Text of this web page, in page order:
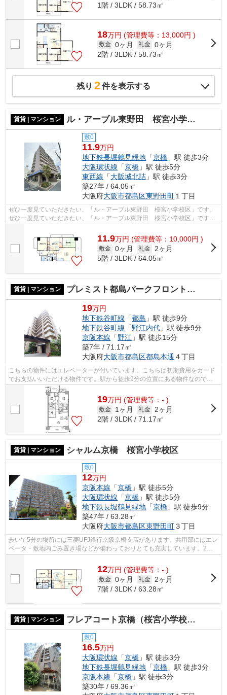
1階 / 3LDK / 58.73㎡
18万円 (管理費等：13,000円 )
敷金 0ヶ月 礼金 0ヶ月
2階 / 3LDK / 58.73㎡
残り 2件を表示する
賃貸 | マンション ル・アーブル東野田 桜宮小学校区
敷0
11.9万円
地下鉄長堀鶴見緑地 「京橋 」駅 徒歩3分
大阪環状線 「京橋 」駅 徒歩5分
東西線 「大阪城北詰 」駅 徒歩3分
築27年 / 64.05㎡
大阪府大阪市都島区東野田町 １丁目
ぜひ一度見ていただきたい、「ル・アーブル東野田 桜宮小学校区」です。
ぜひ一度見ていただきたい、「ル・アーブル東野田 桜宮小学校区」です。
共用部には敷地内ごみ置き場・エレベ...
11.9万円 (管理費等：10,000円 )
敷金 0ヶ月 礼金 2ヶ月
5階 / 3LDK / 64.05㎡
賃貸 | マンション プレミスト都島パークフロント 東都島小学校区
19万円
地下鉄谷町線 「都島 」駅 徒歩9分
地下鉄谷町線 「野江内代 」駅 徒歩9分
京阪本線 「野江 」駅 徒歩15分
築7年 / 71.17㎡
大阪府大阪市都島区都島本通 ４丁目
こちらの物件にはエレベーターが付いています。こちらは初期費用をカード
でお支払いいただける物件です。駅から徒歩9分の位置にある物件なので、
アクセスも良好です。駐車場まで300mの...
19万円 (管理費等：- )
敷金 1ヶ月 礼金 2ヶ月
2階 / 3LDK / 71.17㎡
賃貸 | マンション シャルム京橋 桜宮小学校区
敷0
12万円
京阪本線 「京橋 」駅 徒歩5分
大阪環状線 「京橋 」駅 徒歩5分
地下鉄長堀鶴見緑地 「京橋 」駅 徒歩9分
築47年 / 63.28㎡
大阪府大阪市都島区東野田町３丁目
歩いて5分の場所には三菱UFJ銀行京阪京橋支店があります。共用部にはエレ
ベータ・敷地内ごみ置き場などが備わっておりとても充実しています。2駅
12万円 (管理費等：- )
敷金 0ヶ月 礼金
2ヶ月
7階 / 3LDK / 63.28㎡
賃貸 | マンション フレアコート京橋（桜宮小学校区）
敷0
16.5万円
大阪環状線 「京橋 」駅 徒歩3分
地下鉄長堀鶴見緑地 「京橋 」駅 徒歩3分
京阪本線 「京橋 」駅 徒歩3分
築30年 / 69.36㎡